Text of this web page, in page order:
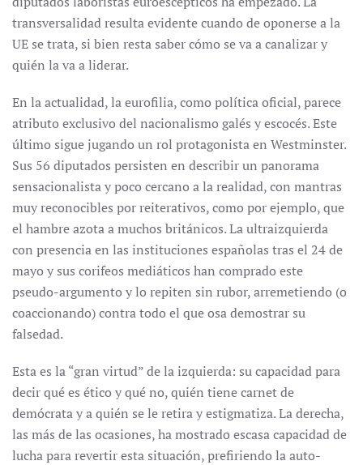
transversalidad resulta evidente cuando de oponerse a la
UE se trata, si bien resta saber cómo se va a canalizar y
quién la va a liderar.
En la actualidad, la eurofilia, como política oficial, parece
atributo exclusivo del nacionalismo galés y escocés. Este
último sigue jugando un rol protagonista en Westminster.
Sus 56 diputados persisten en describir un panorama
sensacionalista y poco cercano a la realidad, con mantras
muy reconocibles por reiterativos, como por ejemplo, que
el hambre azota a muchos británicos. La ultraizquierda
con presencia en las instituciones españolas tras el 24 de
mayo y sus corifeos mediáticos han comprado este
pseudo-argumento y lo repiten sin rubor, arremetiendo (o
coaccionando) contra todo el que osa demostrar su
falsedad.
Esta es la “gran virtud” de la izquierda: su capacidad para
decir qué es ético y qué no, quién tiene carnet de
demócrata y a quién se le retira y estigmatiza. La derecha,
las más de las ocasiones, ha mostrado escasa capacidad de
lucha para revertir esta situación, prefiriendo la auto-